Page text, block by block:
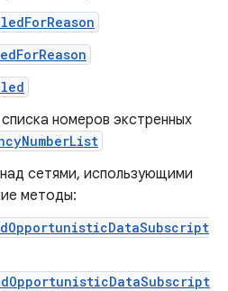
номеров экстренных
сетями, использующими
методы: